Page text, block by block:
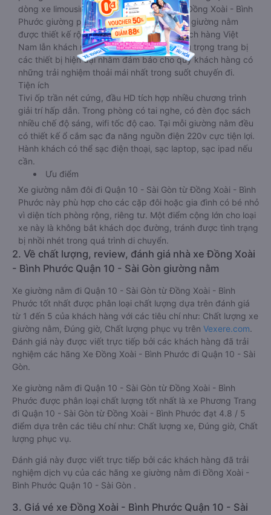
dòng xe limousine đi Quận 10 - Sài Gòn từ Đồng Xoài - Bình
Phước giường phòng. Tuy nhiên kích thước giường nằm
được thiết kế rộng hơn, phù hợp với cả khách hàng Việt
Nam lẫn khách nước ngoài. Nhà xe vẫn chú trọng trang bị
các thiết bị hiện đại nhằm đảm bảo cho quý khách hàng có
những trải nghiệm thoải mái nhất trong suốt chuyến đi.
Tiện ích
Tivi ốp trần nét cứng, đầu HD tích hợp nhiều chương trình
giải trí hấp dẫn. Trong phòng có tai nghe, có đèn đọc sách
nhiều chế độ sáng, wifi tốc độ cao. Tại mỗi giường nằm đều
có thiết kế ổ cắm sạc đa năng nguồn điện 220v cực tiện lợi.
Hành khách có thể sạc điện thoại, sạc laptop, sạc ipad nếu
cần.
Ưu điểm
Xe giường nằm đôi đi Quận 10 - Sài Gòn từ Đồng Xoài - Bình
Phước này phù hợp cho các cặp đôi hoặc gia đình có bé nhỏ
vì diện tích phòng rộng, riêng tư. Một điểm cộng lớn cho loại
xe này là không bắt khách dọc đường, tránh được tình trạng
bị nhồi nhét trong quá trình di chuyển.
2. Về chất lượng, review, đánh giá nhà xe Đồng Xoài
- Bình Phước Quận 10 - Sài Gòn giường nằm
Xe giường nằm đi Quận 10 - Sài Gòn từ Đồng Xoài - Bình
Phước tốt nhất được phân loại chất lượng dựa trên đánh giá
từ 1 đến 5 của khách hàng với các tiêu chí như: Chất lượng xe
giường nằm, Đúng giờ, Chất lượng phục vụ trên Vexere.com.
Đánh giá này được viết trực tiếp bởi các khách hàng đã trải
nghiệm các hãng Xe Đồng Xoài - Bình Phước đi Quận 10 - Sài
Gòn.
Xe giường nằm đi Quận 10 - Sài Gòn từ Đồng Xoài - Bình
Phước được phân loại chất lượng tốt nhất là xe Phương Trang
đi Quận 10 - Sài Gòn từ Đồng Xoài - Bình Phước đạt 4.8 / 5
điểm dựa trên các tiêu chí như: Chất lượng xe, Đúng giờ, Chất
lượng phục vụ.
Đánh giá này được viết trực tiếp bởi các khách hàng đã trải
nghiệm dịch vụ của các hãng xe giường nằm đi Đồng Xoài -
Bình Phước Quận 10 - Sài Gòn .
3. Giá vé xe Đồng Xoài - Bình Phước Quận 10 - Sài